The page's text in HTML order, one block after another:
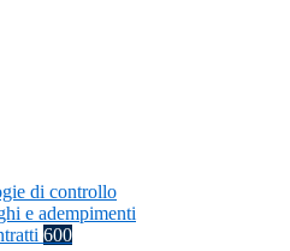
di controllo
e adempimenti
600